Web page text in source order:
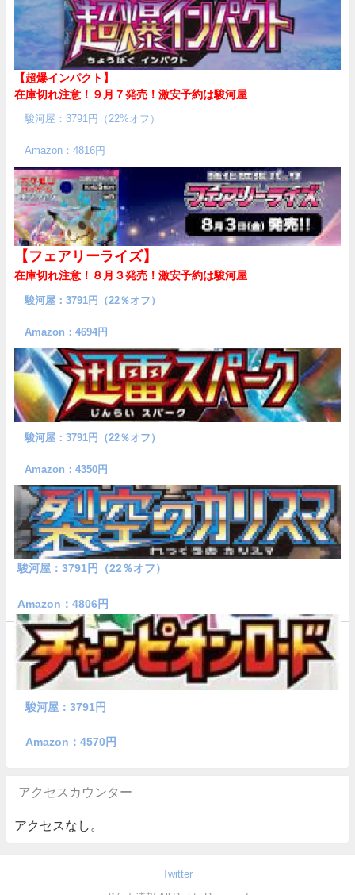
【超爆インパクト】
在庫切れ注意！９月７発売！ 激安予約は駿河屋
駿河屋：3791円（22%オフ）
Amazon：4816円
【フェアリーライズ】
在庫切れ注意！８月３発売！ 激安予約は駿河屋
駿河屋：3791円（22％オフ）
Amazon：4694円
駿河屋：3791円（22％オフ）
Amazon：4350円
駿河屋：3791円（22％オフ）
Amazon：4806円
駿河屋：3791円
Amazon：4570円
アクセスカウンター
アクセスなし。
Twitter